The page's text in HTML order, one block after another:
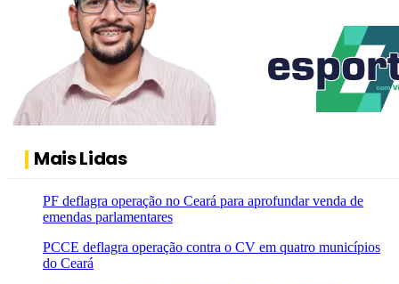
Mais Lidas
PF deflagra operação no Ceará para aprofundar venda de
emendas parlamentares
PCCE deflagra operação contra o CV em quatro municípios
do Ceará